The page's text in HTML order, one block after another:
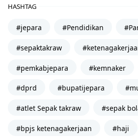
HASHTAG
#jepara #Pendidikan
#sepaktakraw
#pemkabjepara #kemnaker
#dprd #bupatijepara
#atlet Sepak takraw #sepak
#bpjs ketenagakerjaan #haji